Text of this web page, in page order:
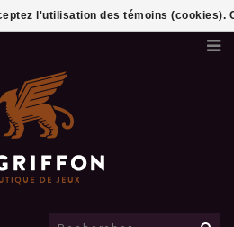
l'utilisation des témoins